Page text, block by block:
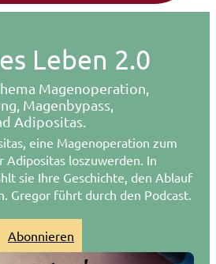
Leben 2.0
Magenoperation,
Magenbypass,
Adipositas.
eine Magenoperation zum
Adipositas loszuwerden. In
sie Ihre Geschichte, den Ablauf
Gregor führt durch den Podcast.
Abonnieren